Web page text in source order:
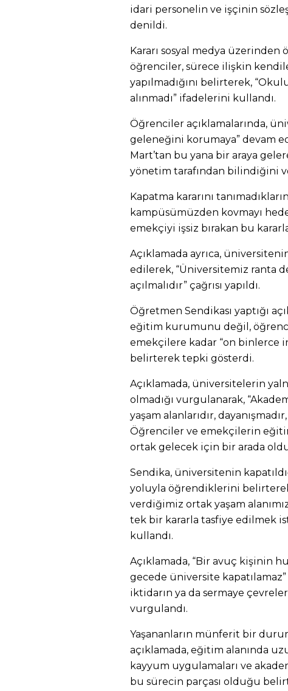
idari personelin ve işçinin
denildi.
Kararı sosyal medya
öğrenciler, sürece ilişkin
yapılmadığını belirterek,
alınmadı” ifadelerini kullandı.
Öğrenciler açıklamalarında,
geleneğini korumaya” devam
Mart’tan bu yana bir araya
yönetim tarafından bilindiğini
Kapatma kararını
kampüsümüzden kovmayı
emekçiyi işsiz bırakan bu
Açıklamada ayrıca,
edilerek, “Üniversitemiz ranta
açılmalıdır” çağrısı yapıldı.
Öğretmen Sendikası yaptığı
eğitim kurumunu değil,
emekçilere kadar “on binlerce
belirterek tepki gösterdi.
Açıklamada, üniversitelerin
olmadığı vurgulanarak,
yaşam alanlarıdır,
Öğrenciler ve emekçilerin
ortak gelecek için bir arada
Sendika, üniversitenin
yoluyla öğrendiklerini
verdiğimiz ortak yaşam
tek bir kararla tasfiye edilmek
kullandı.
Açıklamada, “Bir avuç kişinin
gecede üniversite
iktidarın ya da sermaye
vurgulandı.
Yaşananların münferit bir
açıklamada, eğitim alanında
kayyum uygulamaları ve
bu sürecin parçası olduğu